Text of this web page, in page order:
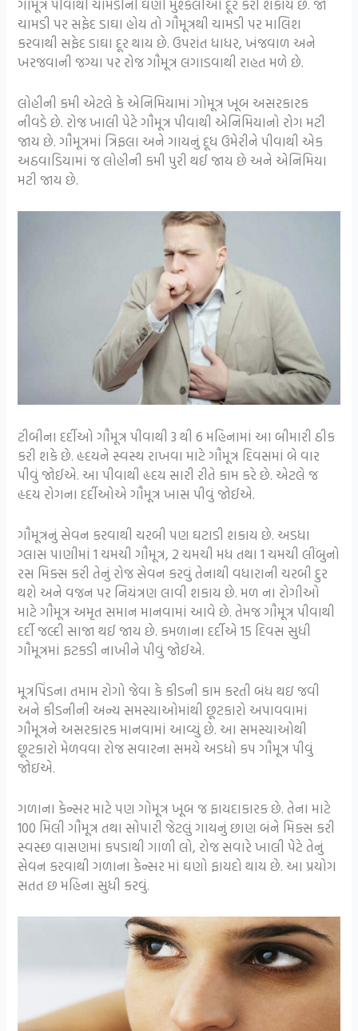
ગૌમૂત્ર પીવાથી ચામડીની ઘણી મુશ્કેલીઓ દૂર કરી શકાય છે. જો
ચામડી પર સફેદ ડાઘા હોય તો ગૌમૂત્રથી ચામડી પર માલિશ
કરવાથી સફેદ ડાઘા દૂર થાય છે. ઉપરાંત ધાધર, ખંજવાળ અને
ખરજવાની જગ્યા પર રોજ ગૌમૂત્ર લગાડવાથી રાહત મળે છે.
લોહીની કમી એટલે કે એનિમિયામાં ગોમૂત્ર ખૂબ અસરકારક
નીવડે છે. રોજ ખાલી પેટે ગૌમૂત્ર પીવાથી એનિમિયાનો રોગ મટી
જાય છે. ગૌમૂત્રમાં ત્રિફલા અને ગાયનું દૂધ ઉમેરીને પીવાથી એક
અઠવાડિયામાં જ લોહીની કમી પુરી થઈ જાય છે અને એનિમિયા
મટી જાય છે.
ટીબીના દર્દીઓ ગૌમૂત્ર પીવાથી 3 થી 6 મહિનામાં આ બીમારી ઠીક
કરી શકે છે. હૃદયને સ્વસ્થ રાખવા માટે ગૌમૂત્ર દિવસમાં બે વાર
પીવું જોઈએ. આ પીવાથી હૃદય સારી રીતે કામ કરે છે. એટલે જ
હૃદય રોગના દર્દીઓએ ગૌમૂત્ર ખાસ પીવું જોઈએ.
ગૌમૂત્રનું સેવન કરવાથી ચરબી પણ ઘટાડી શકાય છે. અડધા
ગ્લાસ પાણીમાં 1 ચમચી ગૌમૂત્ર, 2 ચમચી મધ તથા 1 ચમચી લીંબુનો
રસ મિક્સ કરી તેનું રોજ સેવન કરવું તેનાથી વધારાની ચરબી દુર
થશે અને વજન પર નિયંત્રણ લાવી શકાય છે. મળ ના રોગીઓ
માટે ગૌમૂત્ર અમૃત સમાન માનવામાં આવે છે. તેમજ ગૌમૂત્ર પીવાથી
દર્દી જલ્દી સાજા થઈ જાય છે. કમળાના દર્દીએ 15 દિવસ સુધી
ગૌમૂત્રમાં ફટકડી નાખીને પીવું જોઈએ.
મૂત્રપિંડના તમામ રોગો જેવા કે કીડની કામ કરતી બંધ થઇ જવી
અને કીડનીની અન્ય સમસ્યાઓમાંથી છૂટકારો અપાવવામાં
ગૌમૂત્રને અસરકારક માનવામાં આવ્યું છે. આ સમસ્યાઓથી
છૂટકારો મેળવવા રોજ સવારના સમયે અડધો કપ ગૌમૂત્ર પીવું
જોઇએ.
ગળાના કેન્સર માટે પણ ગોમૂત્ર ખૂબ જ ફાયદાકારક છે. તેના માટે
100 મિલી ગૌમૂત્ર તથા સોપારી જેટલું ગાયનું છાણ બંને મિક્સ કરી
સ્વસ્છ વાસણમાં કપડાથી ગાળી લો, રોજ સવારે ખાલી પેટે તેનું
સેવન કરવાથી ગળાના કેન્સર માં ઘણો ફાયદો થાય છે. આ પ્રયોગ
સતત છ મહિના સુધી કરવું.